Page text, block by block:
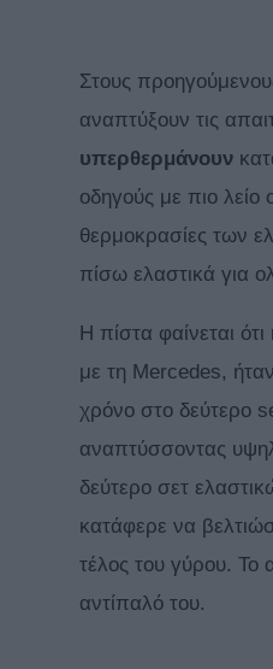
Στους
αναπτύξουν τις
υπερθερμάνουν
οδηγούς με πιο λείο
θερμοκρασίες των
πίσω ελαστικά για
Η πίστα φαίνεται
με τη Mercedes,
χρόνο στο δεύτερο
αναπτύσσοντας
δεύτερο σετ
κατάφερε να
τέλος του γύρου. Το
αντίπαλό του.